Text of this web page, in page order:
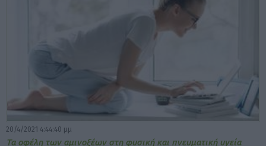
20/4/2021 4:44:40 μμ
Τα οφέλη των αμινοξέων στη φυσική και πνευματική υγεία